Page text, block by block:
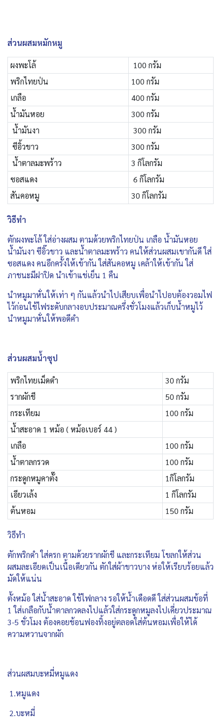
ส่วนผสมหมักหมู
ผงพะโล้
100 กรัม
พริกไทยป่น
100 กรัม
เกลือ
400 กรัม
น้ำมันหอย
300 กรัม
น้ำมันงา
300 กรัม
ซีอิ้วขาว
300 กรัม
น้ำตาลมะพร้าว
3 กิโลกรัม
ซอสแดง
6 กิโลกรัม
สันคอหมู
30 กิโลกรัม
วิธีทำ
ตักผงพะโล้ ใส่อ่างผสม ตามด้วยพริกไทยป่น เกลือ น้ำมันหอย
น้ำมันงา ซีอิ๊วขาว และน้ำตาลมะพร้าว คนให้ส่วนผสมเขากันดี ใส่
ซอสแดง คนอีกครั้งให้เข้ากัน ใส่สันคอหมู เคล้าให้เข้ากัน ใส่
ภาชนะมีฝาปิด นำเข้าแช่เย็น 1 คืน
นำหมูมาหั่นให้เท่า ๆ กันแล้วนำไปเสียบเพื่อนำไปอบต้องวอมไฟ
ไว้ก่อนใช้ไฟระดับกลางอบประมาณครึ่งชั่วโมงแล้วเก็บน้ำหมูไว้
นำหมูมาหั่นให้พอดีคำ
ส่วนผสมน้ำซุป
พริกไทยเม็ดดำ
30 กรัม
รากผักชี
50 กรัม
กระเทียม
100 กรัม
น้ำสะอาด 1 หม้อ ( หม้อเบอร์ 44 )
เกลือ
100 กรัม
น้ำตาลกรวด
100 กรัม
กระดูกหมูคาตั๊ง
1กิโลกรัม
เอียวเล้ง
1 กิโลกรัม
ต้นหอม
150 กรัม
วิธีทำ
ตักพริกดำ ใส่ครก ตามด้วยรากผักชี และกระเทียม โขลกให้ส่วน
ผสมละเอียดเป็นเนื้อเดียวกัน ตักใส่ผ้าขาวบาง ห่อให้เรียบร้อยแล้ว
มัดให้แน่น
ตั้งหม้อ ใส่น้ำสะอาด ใช้ไฟกลาง รอให้น้ำเดือดดี ใส่ส่วนผสมข้อที่
1 ใส่เกลือกับน้ำตาลกวดลงไปแล้วใส่กระดูกหมูลงไปเคี่ยวประมาณ
3-5 ชั่วโมง ต้องคอยช้อนฟองทิ้งอยู่ตลอดใส่ต้นหอมเพื่อให้ได้
ความหวานจากผัก
ส่วนผสมบะหมี่หมูแดง
1.หมูแดง
2.บะหมี่